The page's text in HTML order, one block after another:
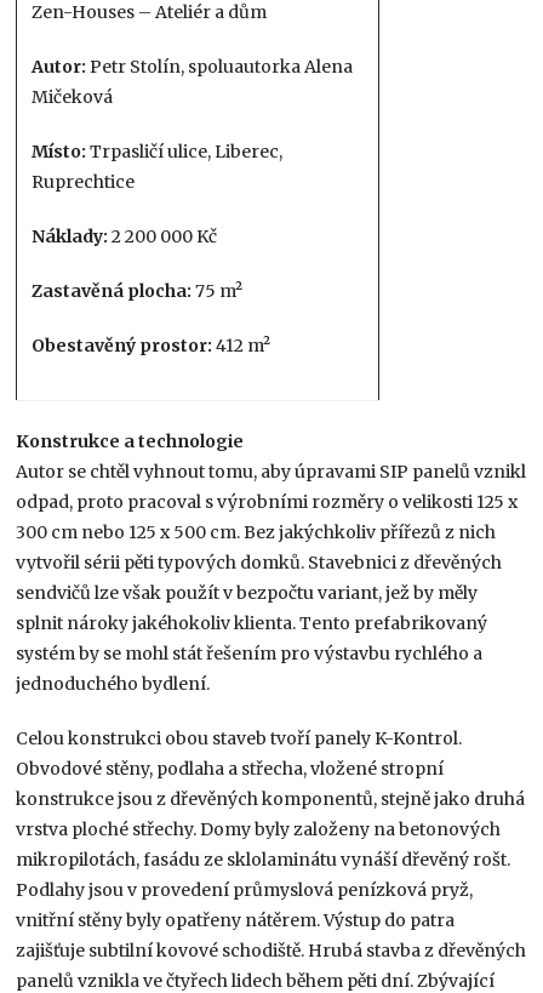
Zen-Houses – Ateliér a dům
Autor: Petr Stolín, spoluautorka Alena
Mičeková
Místo: Trpasličí ulice, Liberec,
Ruprechtice
Náklady: 2 200 000 Kč
Zastavěná plocha: 75 m²
Obestavěný prostor: 412 m²
Konstrukce a technologie
Autor se chtěl vyhnout tomu, aby úpravami SIP panelů vznikl
odpad, proto pracoval s výrobními rozměry o velikosti 125 x
300 cm nebo 125 x 500 cm. Bez jakýchkoliv přířezů z nich
vytvořil sérii pěti typových domků. Stavebnici z dřevěných
sendvičů lze však použít v bezpočtu variant, jež by měly
splnit nároky jakéhokoliv klienta. Tento prefabrikovaný
systém by se mohl stát řešením pro výstavbu rychlého a
jednoduchého bydlení.
Celou konstrukci obou staveb tvoří panely K-Kontrol.
Obvodové stěny, podlaha a střecha, vložené stropní
konstrukce jsou z dřevěných komponentů, stejně jako druhá
vrstva ploché střechy. Domy byly založeny na betonových
mikropilotách, fasádu ze sklolaminátu vynáší dřevěný rošt.
Podlahy jsou v provedení průmyslová penízková pryž,
vnitřní stěny byly opatřeny nátěrem. Výstup do patra
zajišťuje subtilní kovové schodiště. Hrubá stavba z dřevěných
panelů vznikla ve čtyřech lidech během pěti dní. Zbývající